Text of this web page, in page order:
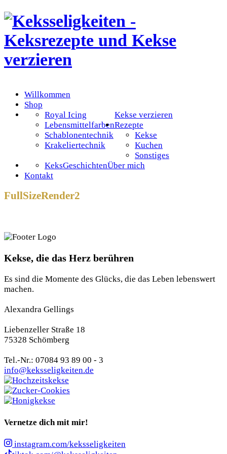
Willkommen
Shop
Kekse verzieren
Royal Icing
Lebensmittelfarben
Schablonentechnik
Krakeliertechnik
Rezepte
Kekse
Kuchen
Sonstiges
Über mich
KeksGeschichten
Kontakt
FullSizeRender2
Kekse, die das Herz berühren
Es sind die Momente des Glücks, die das Leben lebenswert
machen.
Alexandra Gellings
Liebenzeller Straße 18
75328 Schömberg
Tel.-Nr.: 07084 93 89 00 - 3
info@keksseligkeiten.de
Vernetze dich mit mir!
instagram.com/keksseligkeiten